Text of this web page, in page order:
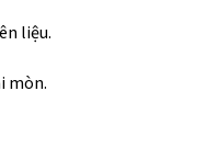
liệu.
mòn.